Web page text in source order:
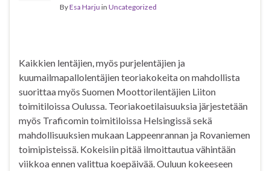
ByEsa Harju in Uncategorized
Kaikkien lentäjien, myös purjelentäjien ja
kuumailmapallolentäjien teoriakokeita on mahdollista
suorittaa myös Suomen Moottorilentäjien Liiton
toimitiloissa Oulussa. Teoriakoetilaisuuksia järjestetään
myös Traficomin toimitiloissa Helsingissä sekä
mahdollisuuksien mukaan Lappeenrannan ja Rovaniemen
toimipisteissä. Kokeisiin pitää ilmoittautua vähintään
viikkoa ennen valittua koepäivää. Ouluun kokeeseen